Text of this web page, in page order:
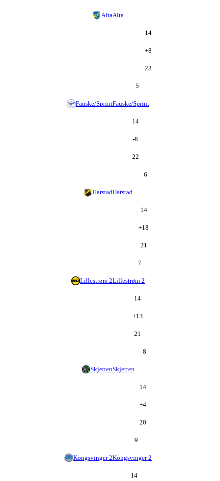
AltaAlta
14
+8
23
5
Fauske/SprintFauske/Sprint
14
-8
22
6
HarstadHarstad
14
+18
21
7
Lillestrøm 2Lillestrøm 2
14
+13
21
8
SkjettenSkjetten
14
+4
20
9
Kongsvinger 2Kongsvinger 2
14